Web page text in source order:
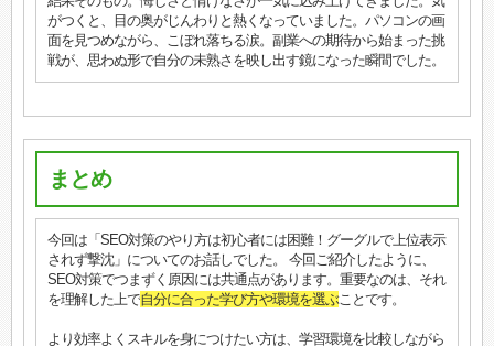
がつくと、目の奥がじんわりと熱くなっていました。パソコンの画
面を見つめながら、こぼれ落ちる涙。副業への期待から始まった挑
戦が、思わぬ形で自分の未熟さを映し出す鏡になった瞬間でした。
まとめ
今回は「SEO対策のやり方は初心者には困難！グーグルで上位表示
されず撃沈」についてのお話しでした。 今回ご紹介したように、
SEO対策でつまずく原因には共通点があります。重要なのは、それ
を理解した上で自分に合った学び方や環境を選ぶことです。
より効率よくスキルを身につけたい方は、学習環境を比較しながら